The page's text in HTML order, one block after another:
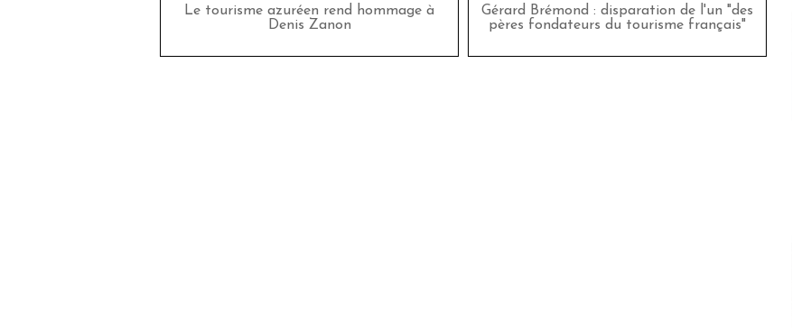
Le tourisme azuréen rend hommage à
Denis Zanon
Gérard Brémond : disparation de l'un "des
pères fondateurs du tourisme français"